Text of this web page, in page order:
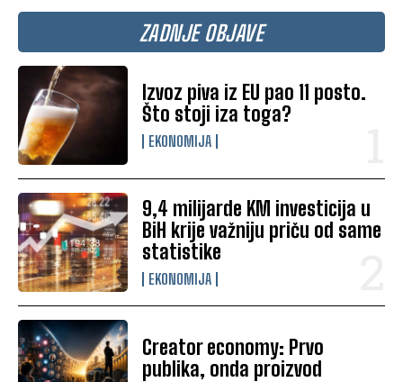
ZADNJE OBJAVE
Izvoz piva iz EU pao 11 posto.
Što stoji iza toga?
EKONOMIJA
9,4 milijarde KM investicija u
BiH krije važniju priču od same
statistike
EKONOMIJA
Creator economy: Prvo
publika, onda proizvod